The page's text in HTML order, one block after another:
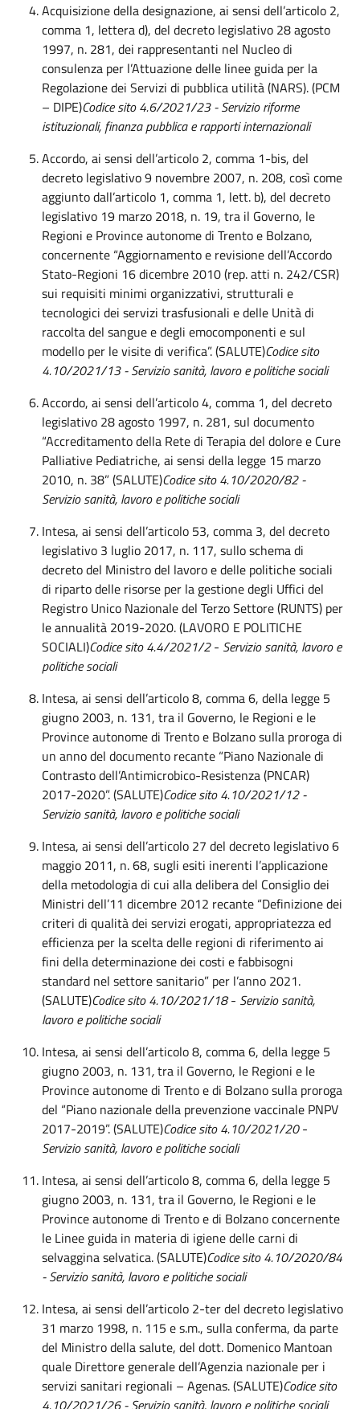
Acquisizione della designazione, ai sensi dell’articolo 2,
comma 1, lettera d), del decreto legislativo 28 agosto
1997, n. 281, dei rappresentanti nel Nucleo di
consulenza per l’Attuazione delle linee guida per la
Regolazione dei Servizi di pubblica utilità (NARS). (PCM
– DIPE)Codice sito 4.6/2021/23 - Servizio riforme
istituzionali, finanza pubblica e rapporti internazionali
Accordo, ai sensi dell’articolo 2, comma 1-bis, del
decreto legislativo 9 novembre 2007, n. 208, così come
aggiunto dall’articolo 1, comma 1, lett. b), del decreto
legislativo 19 marzo 2018, n. 19, tra il Governo, le
Regioni e Province autonome di Trento e Bolzano,
concernente “Aggiornamento e revisione dell’Accordo
Stato-Regioni 16 dicembre 2010 (rep. atti n. 242/CSR)
sui requisiti minimi organizzativi, strutturali e
tecnologici dei servizi trasfusionali e delle Unità di
raccolta del sangue e degli emocomponenti e sul
modello per le visite di verifica”. (SALUTE)Codice sito
4.10/2021/13 - Servizio sanità, lavoro e politiche sociali
Accordo, ai sensi dell’articolo 4, comma 1, del decreto
legislativo 28 agosto 1997, n. 281, sul documento
“Accreditamento della Rete di Terapia del dolore e Cure
Palliative Pediatriche, ai sensi della legge 15 marzo
2010, n. 38” (SALUTE)Codice sito 4.10/2020/82 -
Servizio sanità, lavoro e politiche sociali
Intesa, ai sensi dell’articolo 53, comma 3, del decreto
legislativo 3 luglio 2017, n. 117, sullo schema di
decreto del Ministro del lavoro e delle politiche sociali
di riparto delle risorse per la gestione degli Uffici del
Registro Unico Nazionale del Terzo Settore (RUNTS) per
le annualità 2019-2020. (LAVORO E POLITICHE
SOCIALI)Codice sito 4.4/2021/2- Servizio sanità, lavoro e
politiche sociali
Intesa, ai sensi dell’articolo 8, comma 6, della legge 5
giugno 2003, n. 131, tra il Governo, le Regioni e le
Province autonome di Trento e Bolzano sulla proroga di
un anno del documento recante “Piano Nazionale di
Contrasto dell’Antimicrobico-Resistenza (PNCAR)
2017-2020”. (SALUTE)Codice sito 4.10/2021/12 -
Servizio sanità, lavoro e politiche sociali
Intesa, ai sensi dell’articolo 27 del decreto legislativo 6
maggio 2011, n. 68, sugli esiti inerenti l’applicazione
della metodologia di cui alla delibera del Consiglio dei
Ministri dell’11 dicembre 2012 recante “Definizione dei
criteri di qualità dei servizi erogati, appropriatezza ed
efficienza per la scelta delle regioni di riferimento ai
fini della determinazione dei costi e fabbisogni
standard nel settore sanitario” per l’anno 2021.
(SALUTE)Codice sito 4.10/2021/18- Servizio sanità,
lavoro e politiche sociali
Intesa, ai sensi dell’articolo 8, comma 6, della legge 5
giugno 2003, n. 131,tra il Governo, le Regioni e le
Province autonome di Trento e di Bolzano sulla proroga
del “Piano nazionale della prevenzione vaccinale PNPV
2017-2019”.(SALUTE)Codice sito 4.10/2021/20-
Servizio sanità, lavoro e politiche sociali
Intesa, ai sensi dell’articolo 8, comma 6, della legge 5
giugno 2003, n. 131, tra il Governo, le Regioni e le
Province autonome di Trento e di Bolzano concernente
le Linee guida in materia di igiene delle carni di
selvaggina selvatica. (SALUTE)Codice sito 4.10/2020/84
- Servizio sanità, lavoro e politiche sociali
Intesa, ai sensi dell’articolo 2-ter del decreto legislativo
31 marzo 1998, n. 115 e s.m., sulla conferma, da parte
del Ministro della salute, del dott. Domenico Mantoan
quale Direttore generale dell’Agenzia nazionale per i
servizi sanitari regionali – Agenas. (SALUTE)Codice sito
4.10/2021/26- Servizio sanità, lavoro e politiche sociali